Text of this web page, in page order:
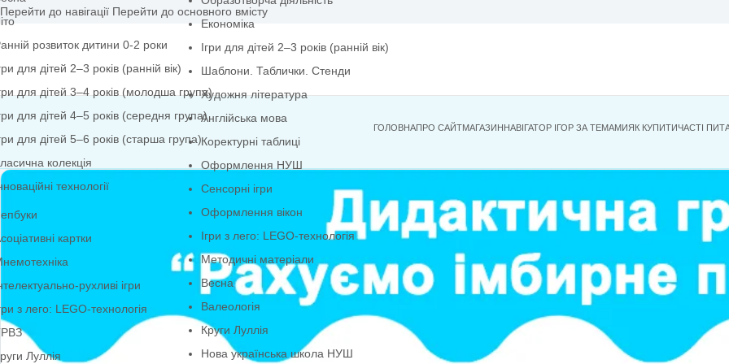
Перейти до навігаціїПерейти до основного вмісту
Економіка
Ігри для дітей 2–3 років (ранній вік)
Англійська мова
Коректурні таблиці
Оформлення НУШ
Ігри з лего: LEGO-технологія
Методичні матеріали
Весна
Валеологія
розвиток дитини 0-2 роки
для дітей 3–4 років (молодша група)
для дітей 4–5 років (середня група)
для дітей 5–6 років (старша група)
колекція
технології
картки
рухливі ігри